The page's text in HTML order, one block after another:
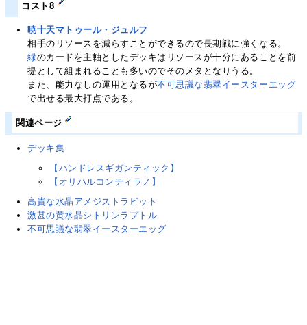
コスト8
暁十天マトゥール・ジュルフ
相手のリソースを減らすことができるので長期戦に強くなる。
緑のカードを主軸としたデッキはリソースが十分にあることを前
提として組まれることも多いのでそのメタとなりうる。
また、能力なしの運用となるが不可思議な翡翠イースターエッグ
で出せる最大打点である。
関連ページ
デッキ集
【ハンドレスギガンティック】
【オリハルコンティラノ】
高貴な水晶アメジストラビット
激甚の黄水晶シトリンラプトル
不可思議な翡翠イースターエッグ